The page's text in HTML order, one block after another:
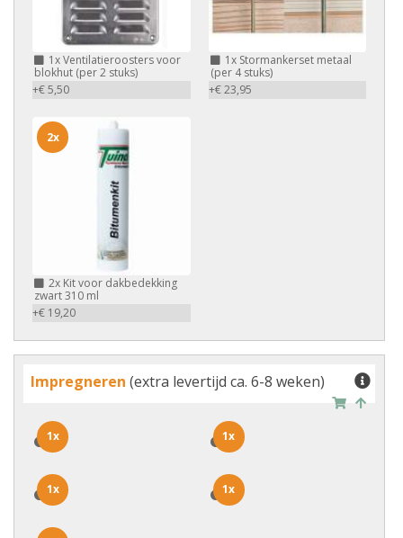
1xVentilatieroosters voor
blokhut (per 2 stuks)
+€ 5,50
1xStormankerset metaal
(per 4 stuks)
+€ 23,95
2x Kit voor dakbedekking
zwart 310 ml
+€ 19,20
2x
Impregneren (extra levertijd ca. 6-8 weken)
1x
1x 1x
1x
1x
1x 1x
1x